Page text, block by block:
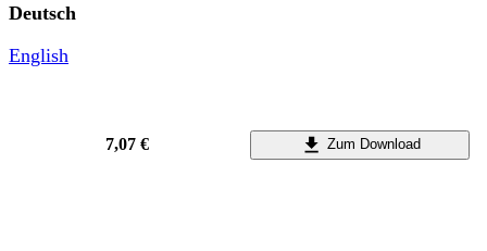
Deutsch
English
7,07 € Zum Download